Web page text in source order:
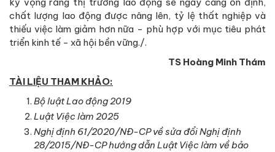
kỳ vọng rằng thị trường lao động sẽ ngày càng ổn định,
chất lượng lao động được nâng lên, tỷ lệ thất nghiệp và
thiếu việc làm giảm hơn nữa - phù hợp với mục tiêu phát
triển kinh tế - xã hội bền vững./.
TS Hoàng Minh Thám
TÀI LIỆU THAM KHẢO:
Bộ luật Lao động 2019
Luật Việc làm 2025
Nghị định 61/2020/NĐ-CP về sửa đổi Nghị định
28/2015/NĐ-CP hướng dẫn Luật Việc làm về bảo